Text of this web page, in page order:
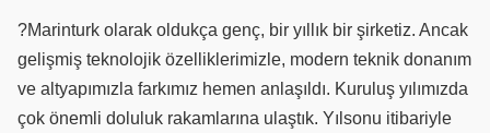
?Marinturk olarak oldukça genç, bir yıllık bir şirketiz. Ancak
gelişmiş teknolojik özelliklerimizle, modern teknik donanım
ve altyapımızla farkımız hemen anlaşıldı. Kuruluş yılımızda
çok önemli doluluk rakamlarına ulaştık. Yılsonu itibariyle